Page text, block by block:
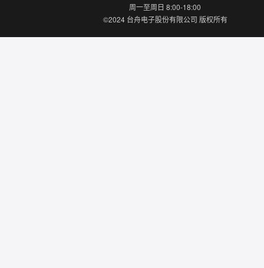
周一至周日 8:00-18:00
©2024 台舟电子股份有限公司 版权所有